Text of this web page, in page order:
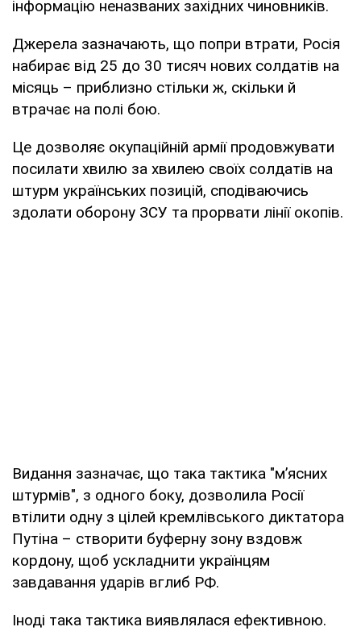
інформацію неназваних західних чиновників.
Джерела зазначають, що попри втрати, Росія
набирає від 25 до 30 тисяч нових солдатів на
місяць – приблизно стільки ж, скільки й
втрачає на полі бою.
Це дозволяє окупаційній армії продовжувати
посилати хвилю за хвилею своїх солдатів на
штурм українських позицій, сподіваючись
здолати оборону ЗСУ та прорвати лінії окопів.
Видання зазначає, що така тактика "м’ясних
штурмів", з одного боку, дозволила Росії
втілити одну з цілей кремлівського диктатора
Путіна – створити буферну зону вздовж
кордону, щоб ускладнити українцям
завдавання ударів вглиб РФ.
Іноді така тактика виявлялася ефективною.